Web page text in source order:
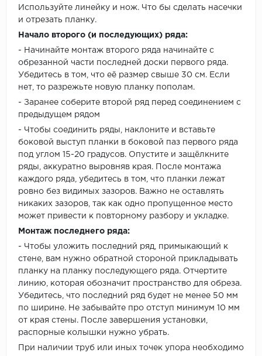
Используйте линейку и нож. Что бы сделать насечки
и отрезать планку.
Начало второго (и последующих) ряда:
- Начинайте монтаж второго ряда начинайте с
обрезанной части последней доски первого ряда.
Убедитесь в том, что её размер свыше 30 см. Если
нет, то разрежьте новую планку пополам.
- Заранее соберите второй ряд перед соединением с
предыдущем рядом
- Чтобы соединить ряды, наклоните и вставьте
боковой выступ планки в боковой паз первого ряда
под углом 15-20 градусов. Опустите и защёлкните
ряды, аккуратно выровняв края. После монтажа
каждого ряда, убедитесь в том, что планки лежат
ровно без видимых зазоров. Важно не оставлять
никаких зазоров, так как одно пропущенное место
может привести к повторному разбору и укладке.
Монтаж последнего ряда:
- Чтобы уложить последний ряд, примыкающий к
стене, вам нужно обратной стороной прикладывать
планку на планку последующего ряда. Отчертите
линию, которая обозначит пространство для обреза.
Убедитесь, что последний ряд будет не менее 50 мм
по ширине. Не забывайте про отступ минимум 10 мм
от края стены. После завершения установки,
распорные колышки нужно убрать.
При наличии труб или иных точек упора необходимо